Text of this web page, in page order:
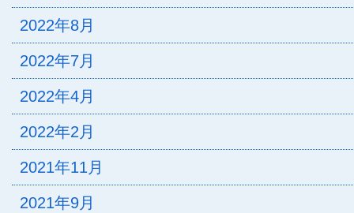
2022年8月
2022年7月
2022年4月
2022年2月
2021年11月
2021年9月